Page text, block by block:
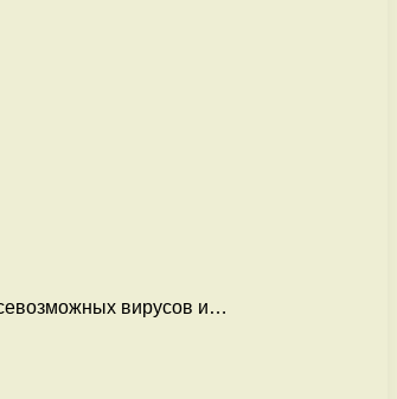
вирусов и…